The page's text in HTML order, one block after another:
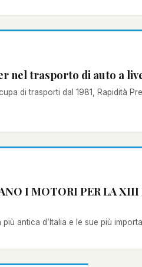
nel trasporto di auto a
di trasporti dal 1981, Rapidità
I MOTORI PER LA XIII
antica d’Italia e le sue più